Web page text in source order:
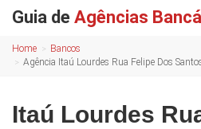
Guia de Agências
Home
Bancos
Agência Itaú Lourdes Rua Felipe Dos
Itaú Lourdes